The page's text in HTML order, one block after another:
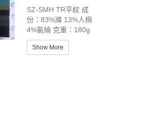
SZ-SMH TR平紋 成
份：83%滌 13%人棉
4%氨綸 克重：180g
Show More